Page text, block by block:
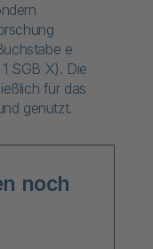
e
SGB X). Die
für das
genutzt.
noch